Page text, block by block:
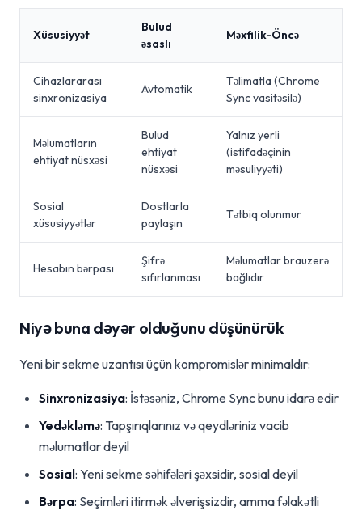
Xüsusiyyət
Bulud
əsaslı
Məxfilik-Öncə
Cihazlararası
sinxronizasiya
Avtomatik
Təlimatla (Chrome
Sync vasitəsilə)
Məlumatların
ehtiyat nüsxəsi
Bulud
ehtiyat
nüsxəsi
Yalnız yerli
(istifadəçinin
məsuliyyəti)
Sosial
xüsusiyyətlər
Dostlarla
paylaşın
Tətbiq olunmur
Hesabın bərpası
Şifrə
sıfırlanması
Məlumatlar brauzerə
bağlıdır
Niyə buna dəyər olduğunu düşünürük
Yeni bir sekme uzantısı üçün kompromislər minimaldır:
Sinxronizasiya: İstəsəniz, Chrome Sync bunu idarə edir
Yedəkləmə: Tapşırıqlarınız və qeydləriniz vacib
məlumatlar deyil
Sosial: Yeni sekme səhifələri şəxsidir, sosial deyil
Bərpa: Seçimləri itirmək əlverişsizdir, amma fəlakətli